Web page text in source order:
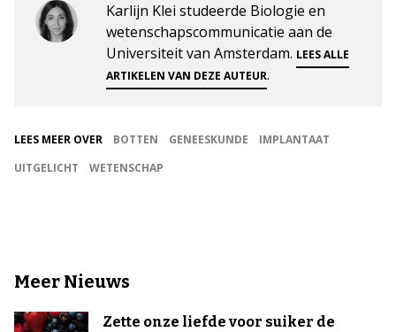
Karlijn Klei studeerde Biologie en
wetenschapscommunicatie aan de
Universiteit van Amsterdam. LEES ALLE
ARTIKELEN VAN DEZE AUTEUR.
LEES MEER OVER BOTTEN GENEESKUNDE
IMPLANTAAT
UITGELICHT
WETENSCHAP
Meer Nieuws
Zette onze liefde voor suiker de